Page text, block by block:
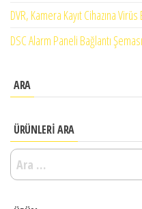
DVR, Kamera Kayıt Cihazına
DSC Alarm Paneli Bağlantı Şeması
ARA
ÜRÜNLERI ARA
Arama: